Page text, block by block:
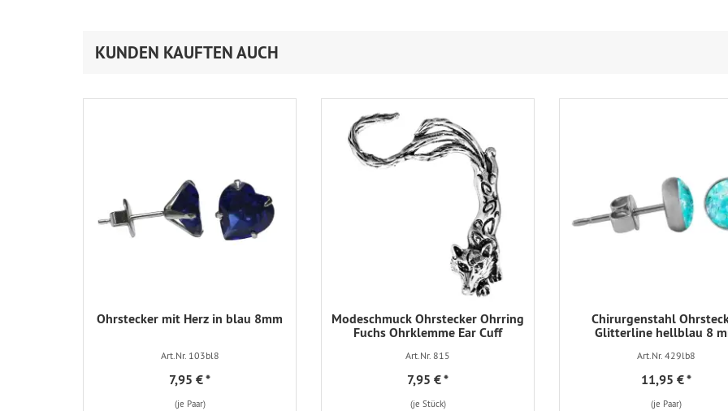
KUNDEN KAUFTEN AUCH
Ohrstecker mit Herz in blau 8mm
Art.Nr. 103bl8
7,95 €*
(je Paar)
Modeschmuck Ohrstecker Ohrring
Fuchs Ohrklemme Ear Cuff
Art.Nr. 815
7,95 €*
(je Stück)
Chirurgenstahl
Glitterline hellblau 8
Art.Nr. 429lb8
11,95 €*
(je Paar)